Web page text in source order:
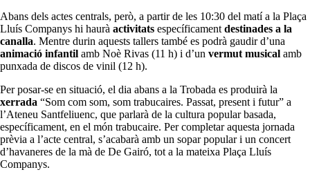
Abans dels actes centrals, però, a partir de les 10:30 del matí a la Plaça
Lluís Companys hi haurà activitats específicamentdestinades a la
canalla. Mentre durin aquests tallers també es podrà gaudir d’una
animació infantil amb Noè Rivas (11 h) i d’un vermut musical amb
punxada de discos de vinil (12 h).
Per posar-se en situació, el dia abans a la Trobada es produirà la
xerrada “Som com som, som trabucaires. Passat, present i futur” a
l’Ateneu Santfeliuenc, que parlarà de la cultura popular basada,
específicament, en el món trabucaire. Per completar aquesta jornada
prèvia a l’acte central, s’acabarà amb un sopar popular i un concert
d’havaneres de la mà de De Gairó, tot a la mateixa Plaça Lluís
Companys.